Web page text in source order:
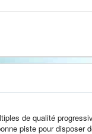
de qualité
piste pour disposer